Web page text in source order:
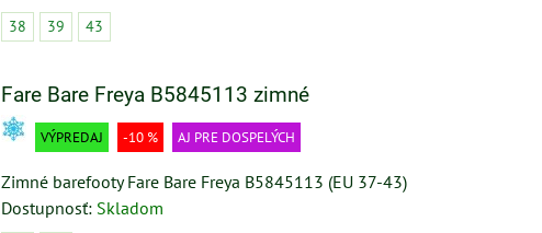
38 39 43
Fare Bare Freya B5845113 zimné
VÝPREDAJ -10 % AJ PRE DOSPELÝCH
Zimné barefooty Fare Bare Freya B5845113 (EU 37-43)
Dostupnosť: Skladom